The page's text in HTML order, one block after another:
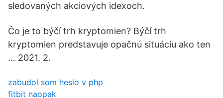
sledovaných akciových idexoch.
Čo je to býčí trh kryptomien? Býčí trh
kryptomien predstavuje opačnú situáciu ako ten
… 2021. 2.
zabudol som heslo v php
fitbit naopak